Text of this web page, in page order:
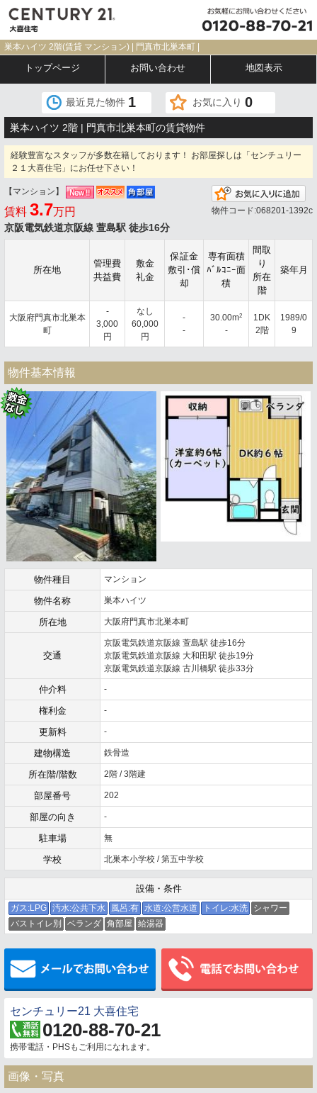
巣本ハイツ 2階(賃貸 マンション) | 門真市北巣本町 |
トップページ お問い合わせ 地図表示
最近見た物件 1 お気に入り 0
巣本ハイツ 2階 | 門真市北巣本町の賃貸物件
経験豊富なスタッフが多数在籍しております！ お部屋探しは「センチュリー
２１大喜住宅」にお任せ下さい！
【マンション】
賃料 3.7万円
京阪電気鉄道京阪線 萱島駅 徒歩16分
物件コード:068201-1392c
所在地
管理費
共益費
敷金
礼金
保証金
敷引･償
却
専有面積
ﾊﾞﾙｺﾆｰ面
積
間取
り
所在
階
築年月
大阪府門真市北巣本
町
-
3,000
円
なし
60,000
円
-
-
30.00m2
-
1DK
2階
1989/0
9
物件基本情報
物件種目 マンション
物件名称 巣本ハイツ
所在地 大阪府門真市北巣本町
交通
京阪電気鉄道京阪線 萱島駅 徒歩16分
京阪電気鉄道京阪線 大和田駅 徒歩19分
京阪電気鉄道京阪線 古川橋駅 徒歩33分
仲介料 -
権利金 -
更新料 -
建物構造 鉄骨造
所在階/階数 2階 / 3階建
部屋番号 202
部屋の向き -
駐車場 無
学校 北巣本小学校 / 第五中学校
設備・条件
ガス:LPG 汚水:公共下水 風呂:有 水道:公営水道 トイレ:水洗
シャワー
バストイレ別
ベランダ 角部屋 給湯器
メールでお問い合わせ
センチュリー21 大喜住宅
0120-88-70-21
携帯電話・PHSもご利用になれます。
画像・写真